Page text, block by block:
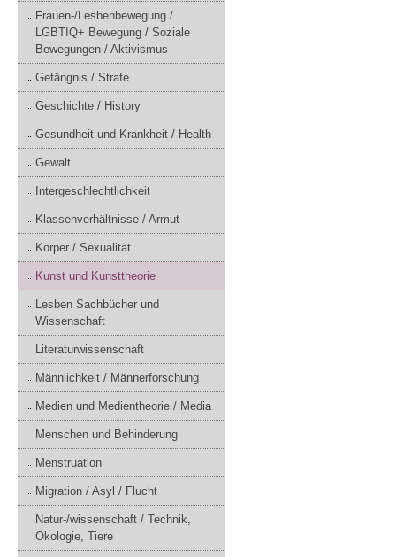
Frauen-/Lesbenbewegung /
LGBTIQ+ Bewegung / Soziale
Bewegungen / Aktivismus
Gefängnis / Strafe
Geschichte / History
Gesundheit und Krankheit / Health
Gewalt
Intergeschlechtlichkeit
Klassenverhältnisse / Armut
Körper / Sexualität
Kunst und Kunsttheorie
Lesben Sachbücher und
Wissenschaft
Literaturwissenschaft
Männlichkeit / Männerforschung
Medien und Medientheorie / Media
Menschen und Behinderung
Menstruation
Migration / Asyl / Flucht
Natur-/wissenschaft / Technik,
Ökologie, Tiere